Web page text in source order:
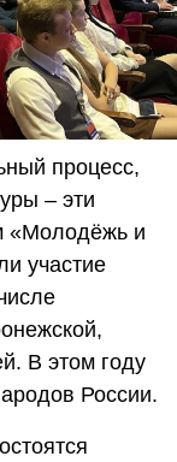
процесс,
– эти
«Молодёжь и
участие
В этом году
России.